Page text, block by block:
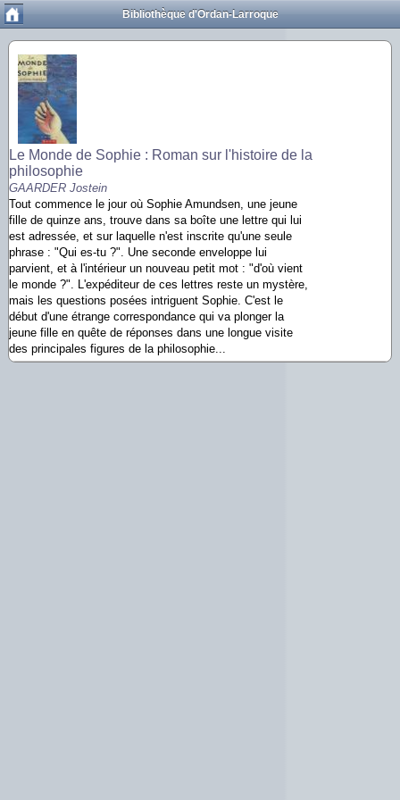
Bibliothèque d'Ordan-Larroque
Le Monde de Sophie : Roman sur l'histoire de la
philosophie
GAARDER Jostein
Tout commence le jour où Sophie Amundsen, une jeune
fille de quinze ans, trouve dans sa boîte une lettre qui lui
est adressée, et sur laquelle n'est inscrite qu'une seule
phrase : "Qui es-tu ?". Une seconde enveloppe lui
parvient, et à l'intérieur un nouveau petit mot : "d'où vient
le monde ?". L'expéditeur de ces lettres reste un mystère,
mais les questions posées intriguent Sophie. C'est le
début d'une étrange correspondance qui va plonger la
jeune fille en quête de réponses dans une longue visite
des principales figures de la philosophie...